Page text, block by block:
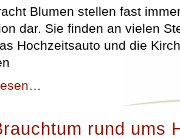
Blumen stellen fast
dar. Sie finden an vielen
Hochzeitsauto und die
rund ums